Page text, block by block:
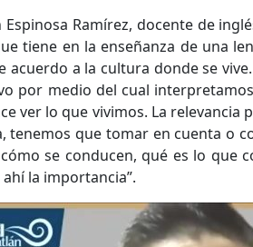
Espinosa Ramírez, docente de
tiene en la enseñanza de una
acuerdo a la cultura donde se
por medio del cual
ver lo que vivimos. La
tenemos que tomar en cuenta o
se conducen, qué es lo que
la importancia”.